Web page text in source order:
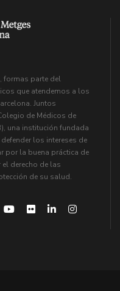
formas parte del
que atendemos a los
Juntos
de Médicos de
una institución fundada
los intereses de
por la buena práctica de
derecho de las
de su salud.